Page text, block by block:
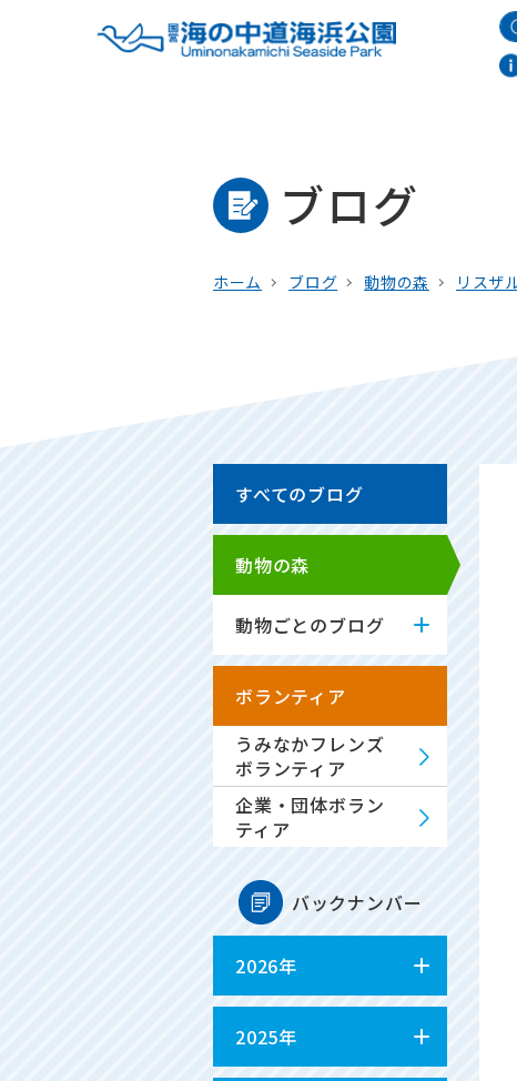
ブログ
ホーム ブログ 動物の森 リスザ
すべてのブログ
動物の森
動物ごとのブログ
ボランティア
うみなかフレンズ
ボランティア
企業・団体ボラン
ティア
バックナンバー
2026年
2025年